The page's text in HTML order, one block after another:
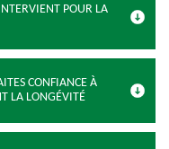
POUR LA
CONFIANCE À
LA LONGÉVITÉ